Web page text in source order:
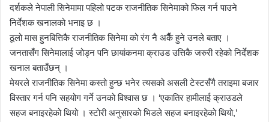
दर्शकले नेपाली सिनेमामा पहिलो पटक राजनीतिक सिनेमाको फिल गर्न पाउने
निर्देशक खनालको भनाइ छ ।
ठूलो मास हुनबित्तिकै राजनीतिक सिनेमा को रंग नै अर्कैै हुने उनले बताए ।
जनतासँग सिनेमालाई जोड्न पनि छायांकनमा क्राउड उत्तिकै जरुरी रहेको निर्देशक
खनाल बताउँछन् ।
मेयरले राजनीतिक सिनेमा कस्तो हुन्छ भनेर त्यसको असली टेस्टसँगै तराइमा बजार
विस्तार गर्न पनि सहयोग गर्ने उनको विश्वास छ । ‘एकातिर हामीलाई क्राउडले
सहज बनाइरहेको थियो । स्टोरी अनुसारको भिडले सहज बनाइरहेको थियो,’